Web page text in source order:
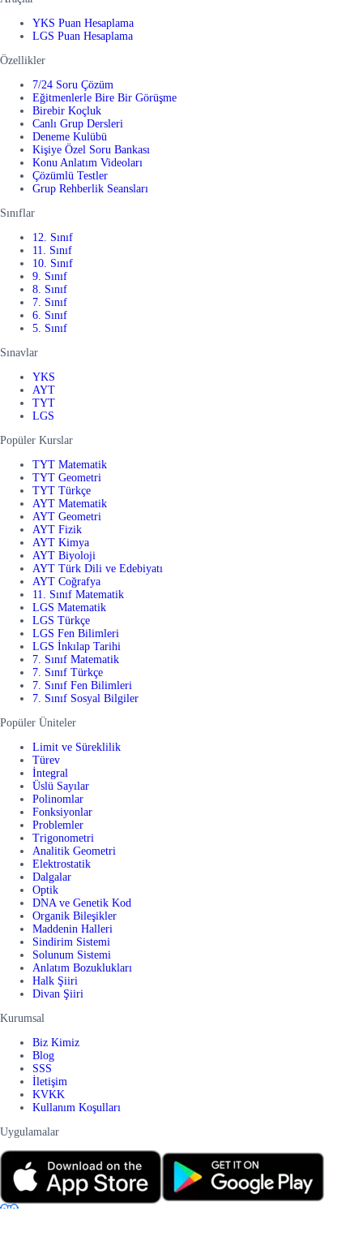
YKS Puan Hesaplama
LGS Puan Hesaplama
Özellikler
7/24 Soru Çözüm
Eğitmenlerle Bire Bir Görüşme
Birebir Koçluk
Canlı Grup Dersleri
Deneme Kulübü
Kişiye Özel Soru Bankası
Konu Anlatım Videoları
Çözümlü Testler
Grup Rehberlik Seansları
Sınıflar
12. Sınıf
11. Sınıf
10. Sınıf
9. Sınıf
8. Sınıf
7. Sınıf
6. Sınıf
5. Sınıf
Sınavlar
YKS
AYT
TYT
LGS
Popüler Kurslar
TYT Matematik
TYT Geometri
TYT Türkçe
AYT Matematik
AYT Geometri
AYT Fizik
AYT Kimya
AYT Biyoloji
AYT Türk Dili ve Edebiyatı
AYT Coğrafya
11. Sınıf Matematik
LGS Matematik
LGS Türkçe
LGS Fen Bilimleri
LGS İnkılap Tarihi
7. Sınıf Matematik
7. Sınıf Türkçe
7. Sınıf Fen Bilimleri
7. Sınıf Sosyal Bilgiler
Popüler Üniteler
Limit ve Süreklilik
Türev
İntegral
Üslü Sayılar
Polinomlar
Fonksiyonlar
Problemler
Trigonometri
Analitik Geometri
Elektrostatik
Dalgalar
Optik
DNA ve Genetik Kod
Organik Bileşikler
Maddenin Halleri
Sindirim Sistemi
Solunum Sistemi
Anlatım Bozuklukları
Halk Şiiri
Divan Şiiri
Kurumsal
Biz Kimiz
Blog
SSS
İletişim
KVKK
Kullanım Koşulları
Uygulamalar